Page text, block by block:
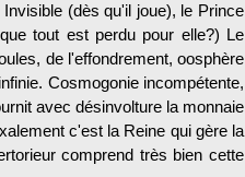
(dès qu'il joue), le Prince
tout est perdu pour elle?) Le
de l'effondrement, oosphère
Cosmogonie incompétente,
avec désinvolture la monnaie
c'est la Reine qui gère la
comprend très bien cette